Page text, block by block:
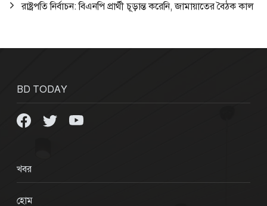
রাষ্ট্রপতি নির্বাচন: বিএনপি প্রার্থী চূড়ান্ত করেনি, জামায়াতের বৈঠক কাল
BD TODAY
খবর
হোম